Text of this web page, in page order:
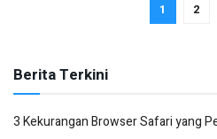
1 2
Berita Terkini
3 Kekurangan Browser Safari yang